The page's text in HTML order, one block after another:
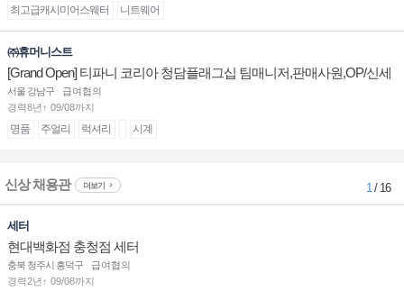
최고급캐시미어스웨터 니트웨어
㈜휴머니스트
[Grand Open] 티파니 코리아 청담플래그십 팀매니저,판매사원,OP/신세
계대전 판매사원 채용
서울 강남구
급여협의
경력8년↑ 09/08까지
명품 주얼리 럭셔리 시계
신상 채용관 더보기 1/ 16
세터
현대백화점 충청점 세터
충북 청주시 흥덕구
급여협의
경력2년↑ 09/08까지